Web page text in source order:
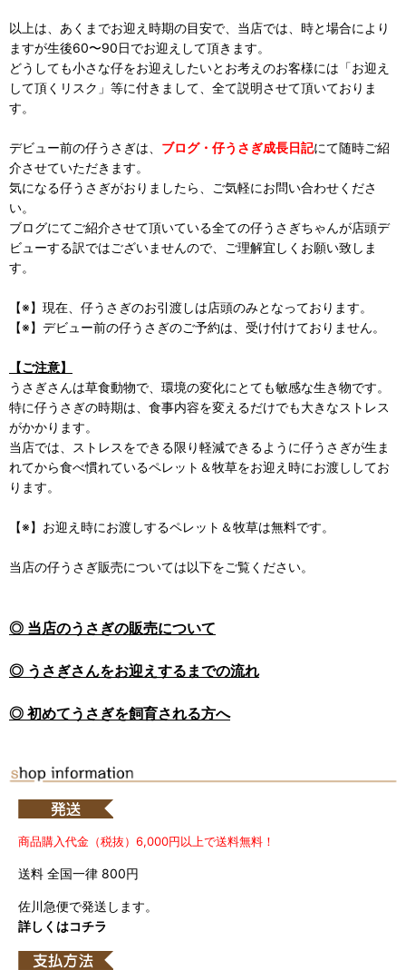
以上は、あくまでお迎え時期の目安で、当店では、時と場合により
ますが生後60〜90日でお迎えして頂きます。
どうしても小さな仔をお迎えしたいとお考えのお客様には「お迎え
して頂くリスク」等に付きまして、全て説明させて頂いておりま
す。
デビュー前の仔うさぎは、 ブログ・仔うさぎ成長日記にて随時ご紹
介させていただきます。
気になる仔うさぎがおりましたら、ご気軽にお問い合わせくださ
い。
ブログにてご紹介させて頂いている全ての仔うさぎちゃんが店頭デ
ビューする訳ではございませんので、ご理解宜しくお願い致しま
す。
【※】現在、仔うさぎのお引渡しは店頭のみとなっております。
【※】デビュー前の仔うさぎのご予約は、受け付けておりません。
【ご注意】
うさぎさんは草食動物で、環境の変化にとても敏感な生き物です。
特に仔うさぎの時期は、食事内容を変えるだけでも大きなストレス
がかかります。
当店では、ストレスをできる限り軽減できるように仔うさぎが生ま
れてから食べ慣れているペレット＆牧草をお迎え時にお渡ししてお
ります。
【※】お迎え時にお渡しするペレット＆牧草は無料です。
当店の仔うさぎ販売については以下をご覧ください。
◎ 当店のうさぎの販売について
◎ うさぎさんをお迎えするまでの流れ
◎ 初めてうさぎを飼育される方へ
商品購入代金（税抜）6,000円以上で送料無料！
送料 全国一律 800円
佐川急便で発送します。
詳しくはコチラ